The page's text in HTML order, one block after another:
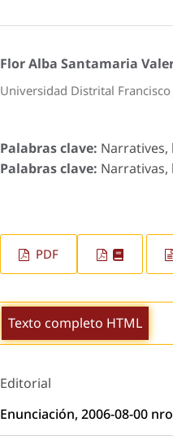
Flor Alba Santamaria
Universidad Distrital Francisco
Palabras clave:
Palabras clave: Narrativas,
PDF
Texto completo HTML
Editorial
Enunciación, 2006-08-00